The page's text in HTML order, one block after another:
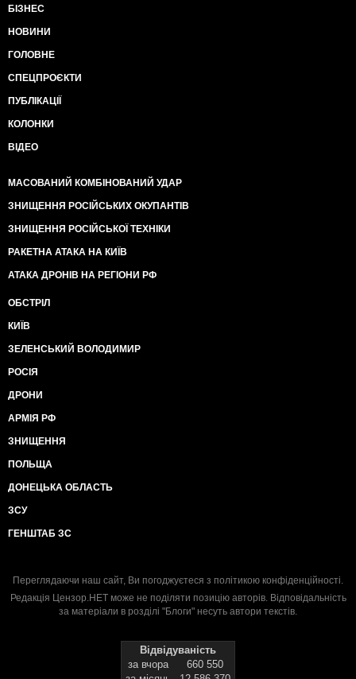
БІЗНЕС
НОВИНИ
ГОЛОВНЕ
СПЕЦПРОЄКТИ
ПУБЛІКАЦІЇ
КОЛОНКИ
ВІДЕО
МАСОВАНИЙ КОМБІНОВАНИЙ УДАР
ЗНИЩЕННЯ РОСІЙСЬКИХ ОКУПАНТІВ
ЗНИЩЕННЯ РОСІЙСЬКОЇ ТЕХНІКИ
РАКЕТНА АТАКА НА КИЇВ
АТАКА ДРОНІВ НА РЕГІОНИ РФ
ОБСТРІЛ
КИЇВ
ЗЕЛЕНСЬКИЙ ВОЛОДИМИР
РОСІЯ
ДРОНИ
АРМІЯ РФ
ЗНИЩЕННЯ
ПОЛЬЩА
ДОНЕЦЬКА ОБЛАСТЬ
ЗСУ
ГЕНШТАБ ЗС
Переглядаючи наш сайт, Ви погоджуєтеся з політикою конфіденційності.
Редакція Цензор.НЕТ може не поділяти позицію авторів. Відповідальність
за матеріали в розділі "Блоги" несуть автори текстів.
Відвідуваність
за вчора
660 550